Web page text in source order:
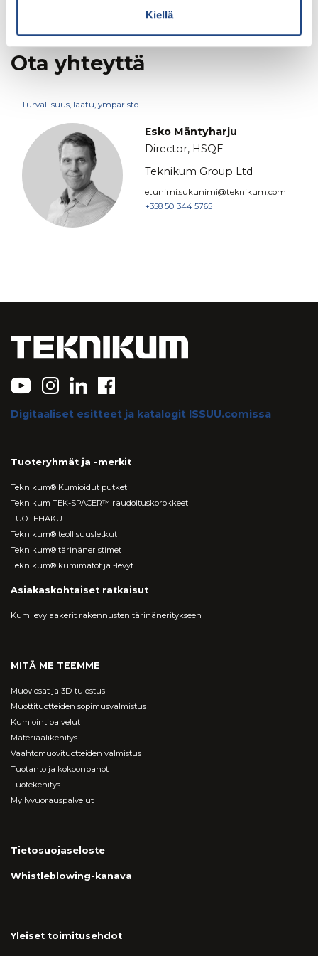
Kiellä
Ota yhteyttä
Turvallisuus, laatu, ympäristö
Esko Mäntyharju
Director, HSQE
Teknikum Group Ltd
etunimi.sukunimi@teknikum.com
+358 50 344 5765
Digitaaliset esitteet ja katalogit ISSUU.comissa
Tuoteryhmät ja -merkit
Teknikum® Kumioidut putket
Teknikum TEK-SPACER™ raudoituskorokkeet
TUOTEHAKU
Teknikum® teollisuusletkut
Teknikum® tärinäneristimet
Teknikum® kumimatot ja -levyt
Asiakaskohtaiset ratkaisut
Kumilevylaakerit rakennusten tärinäneritykseen
MITÄ ME TEEMME
Muoviosat ja 3D-tulostus
Muottituotteiden sopimusvalmistus
Kumiointipalvelut
Materiaalikehitys
Vaahtomuovituotteiden valmistus
Tuotanto ja kokoonpanot
Tuotekehitys
Myllyvuorauspalvelut
Tietosuojaseloste
Whistleblowing-kanava
Yleiset toimitusehdot